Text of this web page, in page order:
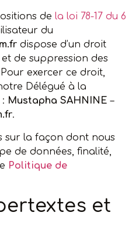
de la loi 78-17 du 6
du
dispose d’un droit
de suppression des
exercer ce droit,
Délégué à la
Mustapha SAHNINE –
.
sur la façon dont nous
de données, finalité,
Politique de
et